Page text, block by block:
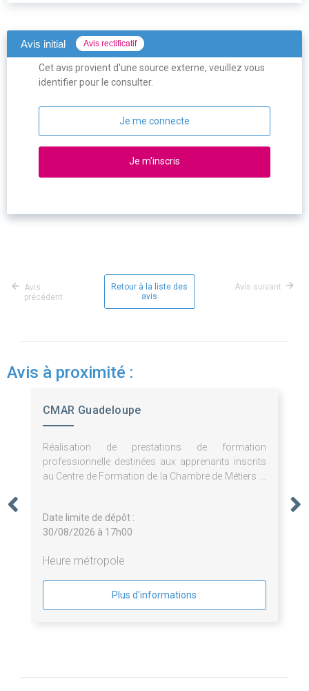
Avis initial Avis rectificatif
Cet avis provient d'une source externe, veuillez vous
identifier pour le consulter.
Je me connecte
Je m'inscris
Avis
précédent
Retour à la liste des
avis
Avis suivant
Avis à proximité :
CMAR Guadeloupe
Réalisation de prestations de formation
professionnelle destinées aux apprenants inscrits
au Centre de Formation de la Chambre de Métiers et
Date limite de dépôt :
30/08/2026 à 17h00
Heure métropole
Plus d'informations